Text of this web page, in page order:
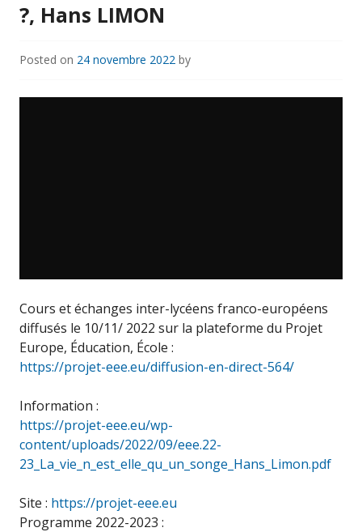
?, Hans LIMON
Posted on 24 novembre 2022 by
Cours et échanges inter-lycéens franco-européens
diffusés le 10/11/ 2022 sur la plateforme du Projet
Europe, Éducation, École :
https://projet-eee.eu/diffusion-en-direct-564/
Information :
https://projet-eee.eu/wp-
content/uploads/2022/09/eee.22-
23_La_vie_n_est_elle_qu_un_songe_Hans_Limon.pdf
Site : https://projet-eee.eu
Programme 2022-2023 :